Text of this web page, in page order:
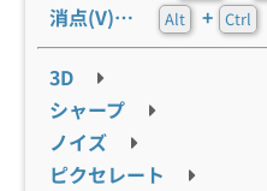
消点(V)… Alt + Ctrl
3D
シャープ
ノイズ
ピクセレート